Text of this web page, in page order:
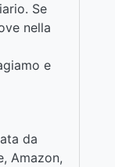
Se
nella
e
da
Amazon,